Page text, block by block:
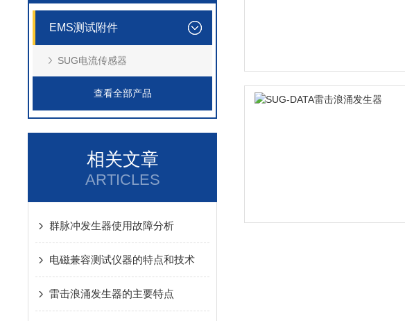
EMS测试附件
SUG电流传感器
查看全部产品
相关文章
ARTICLES
群脉冲发生器使用故障分析
电磁兼容测试仪器的特点和技术
雷击浪涌发生器的主要特点